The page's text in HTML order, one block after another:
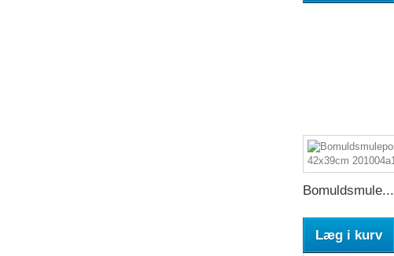
Bomuldsmule...
Læg i kurv